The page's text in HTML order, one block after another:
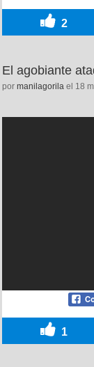
2
El agobiante
por manilagorila el 18
1